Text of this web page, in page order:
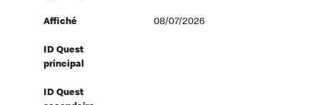
Affiché 08/07/2026
ID Quest
principal
ID Quest